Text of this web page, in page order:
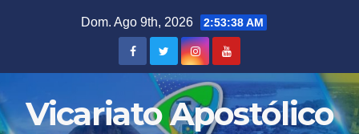
Dom. Ago 9th, 2026 2:53:38 AM
Vicariato Apostólico